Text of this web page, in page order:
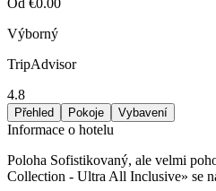
Výborný
TripAdvisor
4.8
Přehled Pokoje Vybavení
Informace o hotelu
Poloha Sofistikovaný, ale velmi
Collection - Ultra All Inclusive» se